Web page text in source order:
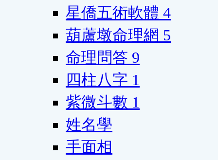
星僑五術軟體 4
葫蘆墩命理網 5
命理問答 9
四柱八字 1
紫微斗數 1
姓名學
手面相